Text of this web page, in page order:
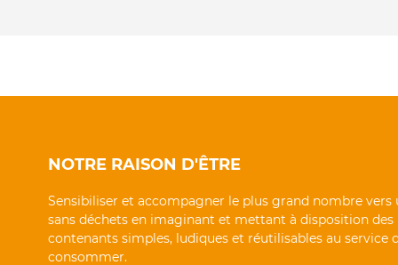
NOTRE RAISON D'ÊTRE
Sensibiliser et accompagner le plus grand nombre vers
sans déchets en imaginant et mettant à disposition des
contenants simples, ludiques et réutilisables au service
consommer.